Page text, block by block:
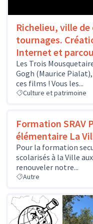
Richelieu, ville
tournages.
Internet et
Les Trois
Gogh (Maurice
ces films ! Vous les...
Culture et patrimoine
Formation SRAV
élémentaire La
Pour la formation
scolarisés à la Ville
renouveler notre...
Autre